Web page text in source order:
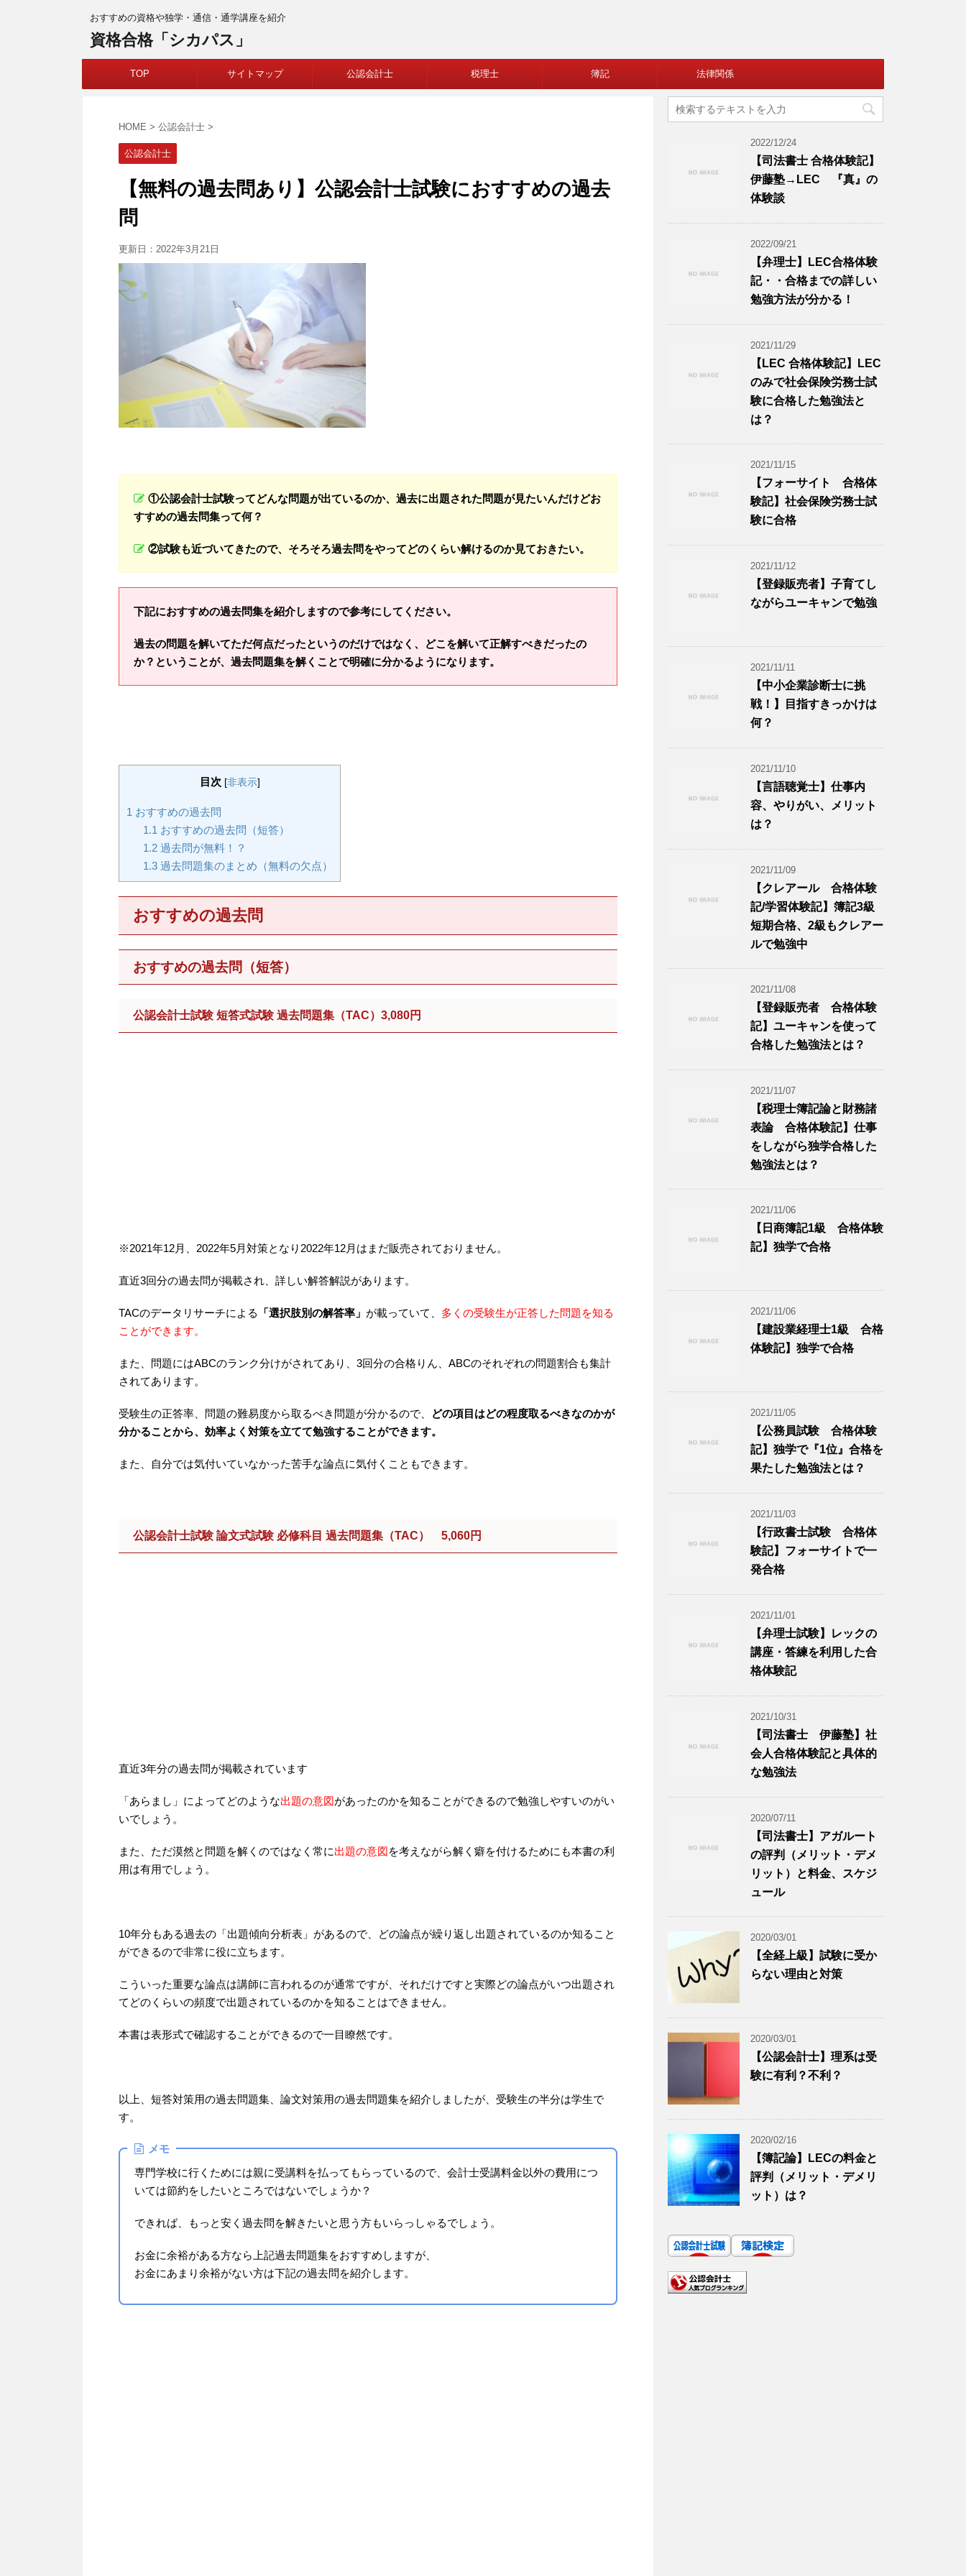
おすすめの資格や独学・通信・通学講座を紹介
資格合格「シカパス」
TOP サイトマップ 公認会計士 税理士 簿記 法律関係
HOME > 公認会計士 >
公認会計士
【無料の過去問あり】公認会計士試験におすすめの過去
問
更新日： 2022年3月21日
①公認会計士試験ってどんな問題が出ているのか、過去に出題された問題が見たいんだけどお
すすめの過去問集って何？
②試験も近づいてきたので、そろそろ過去問をやってどのくらい解けるのか見ておきたい。
下記におすすめの過去問集を紹介しますので参考にしてください。
過去の問題を解いてただ何点だったというのだけではなく、どこを解いて正解すべきだったの
か？ということが、過去問題集を解くことで明確に分かるようになります。
目次 [非表示]
1 おすすめの過去問
1.1 おすすめの過去問（短答）
1.2過去問が無料！？
1.3過去問題集のまとめ（無料の欠点）
おすすめの過去問
おすすめの過去問（短答）
公認会計士試験 短答式試験 過去問題集（TAC）3,080円
※2021年12月、2022年5月対策となり2022年12月はまだ販売されておりません。
直近3回分の過去問が掲載され、詳しい解答解説があります。
TACのデータリサーチによる 「選択肢別の解答率」 が載っていて、 多くの受験生が正答した問題を知る
ことができます。
また、問題にはABCのランク分けがされてあり、3回分の合格りん、ABCのそれぞれの問題割合も集計
されてあります。
受験生の正答率、問題の難易度から取るべき問題が分かるので、
どの項目はどの程度取るべきなのかが
分かることから、効率よく対策を立てて勉強することができます。
また、自分では気付いていなかった苦手な論点に気付くこともできます。
公認会計士試験 論文式試験 必修科目 過去問題集（TAC） 5,060円
直近3年分の過去問が掲載されています
「あらまし」によってどのような出題の意図があったのかを知ることができるので勉強しやすいのがい
いでしょう。
また、ただ漠然と問題を解くのではなく常に出題の意図を考えながら解く癖を付けるためにも本書の利
用は有用でしょう。
10年分もある過去の「出題傾向分析表」があるので、どの論点が繰り返し出題されているのか知ること
ができるので非常に役に立ちます。
こういった重要な論点は講師に言われるのが通常ですが、それだけですと実際どの論点がいつ出題され
てどのくらいの頻度で出題されているのかを知ることはできません。
本書は表形式で確認することができるので一目瞭然です。
以上、短答対策用の過去問題集、論文対策用の過去問題集を紹介しましたが、受験生の半分は学生で
す。
メモ
専門学校に行くためには親に受講料を払ってもらっているので、会計士受講料金以外の費用につ
いては節約をしたいところではないでしょうか？
できれば、もっと安く過去問を解きたいと思う方もいらっしゃるでしょう。
お金に余裕がある方なら上記過去問題集をおすすめしますが、
お金にあまり余裕がない方は下記の過去問を紹介します。
2022/12/24
【司法書士 合格体験記】
伊藤塾→LEC 『真』の
体験談
2022/09/21
【弁理士】LEC合格体験
記・・合格までの詳しい
勉強方法が分かる！
2021/11/29
【LEC 合格体験記】LEC
のみで社会保険労務士試
験に合格した勉強法と
は？
2021/11/15
【フォーサイト 合格体
験記】社会保険労務士試
験に合格
2021/11/12
【登録販売者】子育てし
ながらユーキャンで勉強
2021/11/11
【中小企業診断士に挑
戦！】目指すきっかけは
何？
2021/11/10
【言語聴覚士】仕事内
容、やりがい、メリット
は？
2021/11/09
【クレアール 合格体験
記/学習体験記】簿記3級
短期合格、2級もクレアー
ルで勉強中
2021/11/08
【登録販売者 合格体験
記】ユーキャンを使って
合格した勉強法とは？
2021/11/07
【税理士簿記論と財務諸
表論 合格体験記】仕事
をしながら独学合格した
勉強法とは？
2021/11/06
【日商簿記1級 合格体験
記】独学で合格
2021/11/06
【建設業経理士1級 合格
体験記】独学で合格
2021/11/05
【公務員試験 合格体験
記】独学で『1位』合格を
果たした勉強法とは？
2021/11/03
【行政書士試験 合格体
験記】フォーサイトで一
発合格
2021/11/01
【弁理士試験】レックの
講座・答練を利用した合
格体験記
2021/10/31
【司法書士 伊藤塾】社
会人合格体験記と具体的
な勉強法
2020/07/11
【司法書士】アガルート
の評判（メリット・デメ
リット）と料金、スケジ
ュール
2020/03/01
【全経上級】試験に受か
らない理由と対策
2020/03/01
【公認会計士】理系は受
験に有利？不利？
2020/02/16
【簿記論】LECの料金と
評判（メリット・デメリ
ット）は？